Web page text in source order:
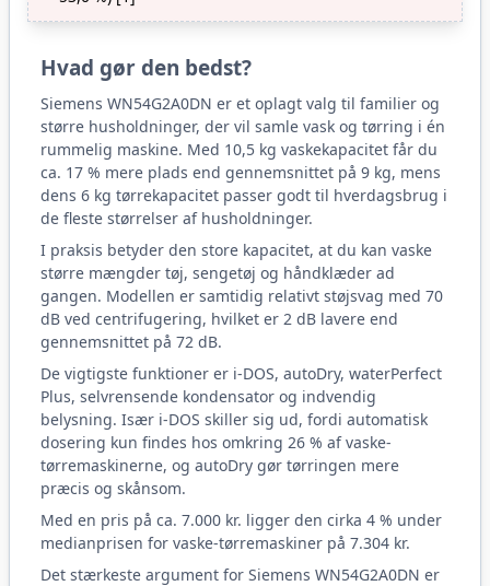
Hvad gør den bedst?
Siemens WN54G2A0DN er et oplagt valg til familier og
større husholdninger, der vil samle vask og tørring i én
rummelig maskine. Med 10,5 kg vaskekapacitet får du
ca. 17 % mere plads end gennemsnittet på 9 kg, mens
dens 6 kg tørrekapacitet passer godt til hverdagsbrug i
de fleste størrelser af husholdninger.
I praksis betyder den store kapacitet, at du kan vaske
større mængder tøj, sengetøj og håndklæder ad
gangen. Modellen er samtidig relativt støjsvag med 70
dB ved centrifugering, hvilket er 2 dB lavere end
gennemsnittet på 72 dB.
De vigtigste funktioner er i-DOS, autoDry, waterPerfect
Plus, selvrensende kondensator og indvendig
belysning. Især i-DOS skiller sig ud, fordi automatisk
dosering kun findes hos omkring 26 % af vaske-
tørremaskinerne, og autoDry gør tørringen mere
præcis og skånsom.
Med en pris på ca. 7.000 kr. ligger den cirka 4 % under
medianprisen for vaske-tørremaskiner på 7.304 kr.
Det stærkeste argument for Siemens WN54G2A0DN er